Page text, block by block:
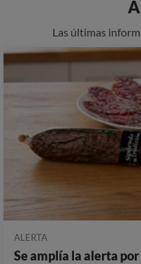
Las últimas
ALERTA
Se amplía la alerta